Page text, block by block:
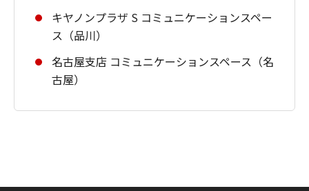
キヤノンプラザ S コミュニケーションスペー
ス（品川）
名古屋支店 コミュニケーションスペース（名
古屋）